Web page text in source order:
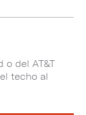
o del AT&T
techo al